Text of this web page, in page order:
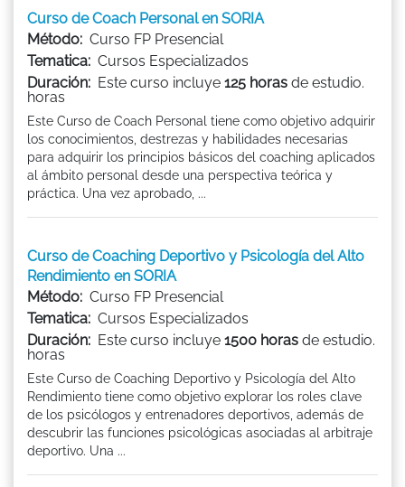
Curso de Coach Personal en SORIA
Método: Curso FP Presencial
Tematica: Cursos Especializados
Duración: Este curso incluye 125 horas de estudio.
horas
Este Curso de Coach Personal tiene como objetivo adquirir
los conocimientos, destrezas y habilidades necesarias
para adquirir los principios básicos del coaching aplicados
al ámbito personal desde una perspectiva teórica y
práctica. Una vez aprobado, ...
Curso de Coaching Deportivo y Psicología del Alto
Rendimiento en SORIA
Método: Curso FP Presencial
Tematica: Cursos Especializados
Duración: Este curso incluye 1500 horas de estudio.
horas
Este Curso de Coaching Deportivo y Psicología del Alto
Rendimiento tiene como objetivo explorar los roles clave
de los psicólogos y entrenadores deportivos, además de
descubrir las funciones psicológicas asociadas al arbitraje
deportivo. Una ...